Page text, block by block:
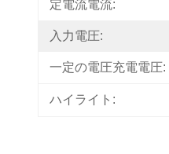
定電流電流:
入力電圧:
一定の電圧充電電圧:
ハイライト: